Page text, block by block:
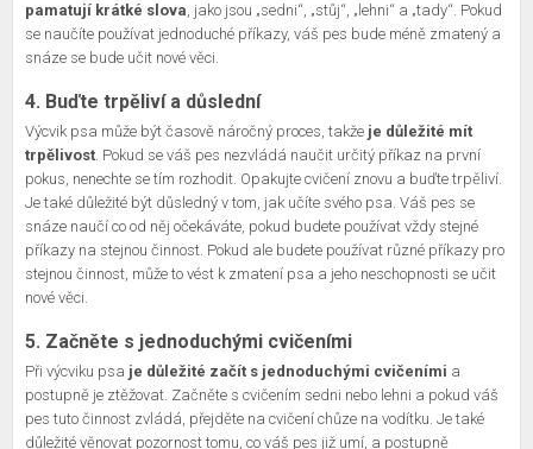
pamatují krátké slova, jako jsou „sedni“, „stůj“, „lehni“ a „tady“. Pokud
se naučíte používat jednoduché příkazy, váš pes bude méně zmatený a
snáze se bude učit nové věci.
4. Buďte trpěliví a důslední
Výcvik psa může být časově náročný proces, takže je důležité mít
trpělivost. Pokud se váš pes nezvládá naučit určitý příkaz na první
pokus, nenechte se tím rozhodit. Opakujte cvičení znovu a buďte trpěliví.
Je také důležité být důsledný v tom, jak učíte svého psa. Váš pes se
snáze naučí co od něj očekáváte, pokud budete používat vždy stejné
příkazy na stejnou činnost. Pokud ale budete používat různé příkazy pro
stejnou činnost, může to vést k zmatení psa a jeho neschopnosti se učit
nové věci.
5. Začněte s jednoduchými cvičeními
Při výcviku psa je důležité začít s jednoduchými cvičeními a
postupně je ztěžovat. Začněte s cvičením sedni nebo lehni a pokud váš
pes tuto činnost zvládá, přejděte na cvičení chůze na vodítku. Je také
důležité věnovat pozornost tomu, co váš pes již umí, a postupně